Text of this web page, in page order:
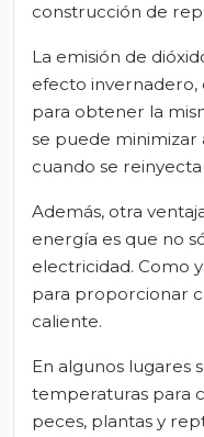
construcción de
La emisión de
efecto invernadero,
para obtener la
se puede
cuando se
Además, otra
energía es que no
electricidad. Como
para proporcionar
caliente.
En algunos lugares
temperaturas para
peces, plantas y